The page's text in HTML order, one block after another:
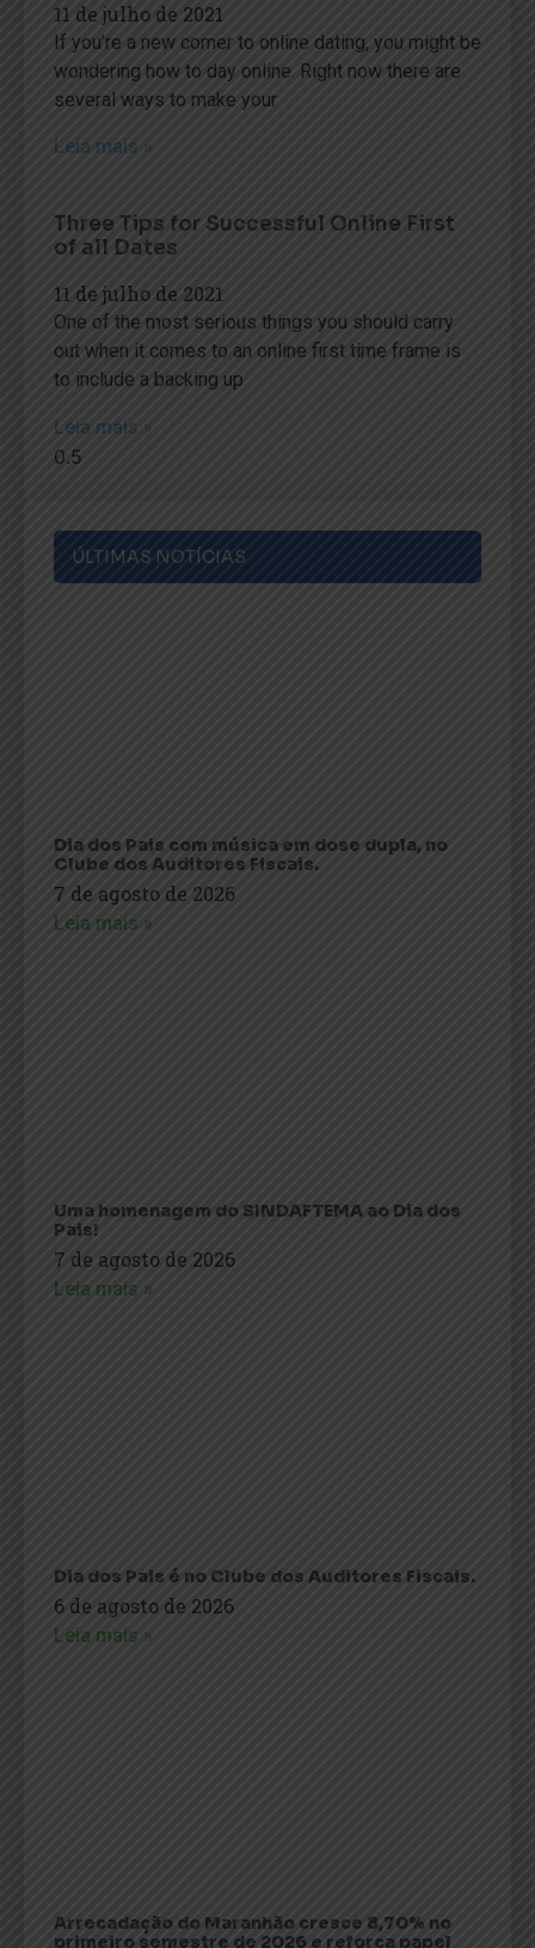
11 de julho de 2021
If you’re a new comer to online dating, you might be
wondering how to day online. Right now there are
several ways to make your
Leia mais »
Three Tips for Successful Online First
of all Dates
11 de julho de 2021
One of the most serious things you should carry
out when it comes to an online first time frame is
to include a backing up
Leia mais »
ÚLTIMAS NOTÍCIAS
Dia dos Pais com música em dose dupla, no
Clube dos Auditores Fiscais.
7 de agosto de 2026
Leia mais »
Uma homenagem do SINDAFTEMA ao Dia dos
Pais!
7 de agosto de 2026
Leia mais »
Dia dos Pais é no Clube dos Auditores Fiscais.
6 de agosto de 2026
Leia mais »
Arrecadação do Maranhão cresce 8,70% no
primeiro semestre de 2026 e reforça papel